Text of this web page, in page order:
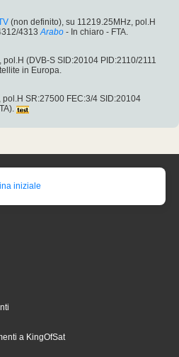
(non definito), su 11219.25MHz, pol.H
4313 Arabo - In chiaro - FTA.
(DVB-S SID:20104 PID:2110/2111
in Europa.
SR:27500 FEC:3/4 SID:20104
iniziale
a KingOfSat